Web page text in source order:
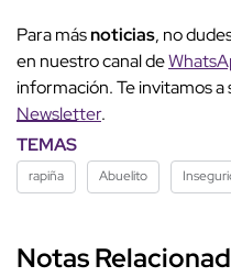
Para másnoticias, no
en nuestro canal de
información. Te invitamos a
Newsletter.
TEMAS
rapiña Abuelito
Notas